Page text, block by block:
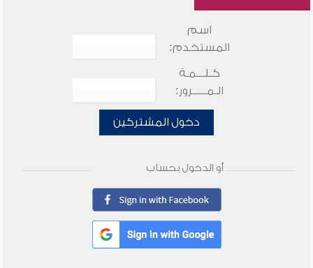
اسم
المستخدم:
كـلـــمـة
الـمـــــرور:
دخول المشتركين
أو الدخول بحساب